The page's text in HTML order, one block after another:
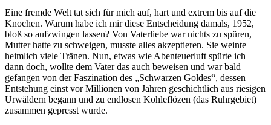
Eine fremde Welt tat sich für mich auf, hart und extrem bis auf die
Knochen. Warum habe ich mir diese Entscheidung damals, 1952,
bloß so aufzwingen lassen? Von Vaterliebe war nichts zu spüren,
Mutter hatte zu schweigen, musste alles akzeptieren. Sie weinte
heimlich viele Tränen. Nun, etwas wie Abenteuerluft spürte ich
dann doch, wollte dem Vater das auch beweisen und war bald
gefangen von der Faszination des
Schwarzen Goldes , dessen
Entstehung einst vor Millionen von Jahren geschichtlich aus riesigen
Urwäldern begann und zu endlosen Kohleflözen (das Ruhrgebiet)
zusammen gepresst wurde.